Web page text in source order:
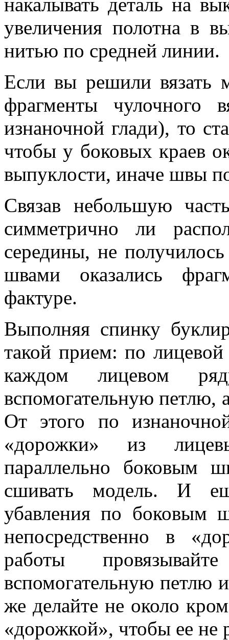
увеличения полотна в
нитью по средней линии.
Если вы решили вязать
фрагменты чулочного
изнаночной глади), то
чтобы у боковых краев
выпуклости, иначе швы
Связав небольшую
симметрично ли
середины, не
швами оказались
фактуре.
Выполняя спинку
такой прием: по лицевой
каждом лицевом
вспомогательную петлю,
От этого по
«дорожки» из
параллельно боковым
сшивать модель. И
убавления по боковым
непосредственно в
работы
вспомогательную петлю
же делайте не около
«дорожкой», чтобы ее не